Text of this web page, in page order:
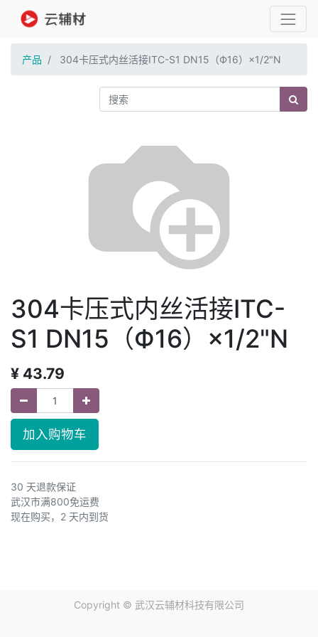
产品 304卡压式内丝活接ITC-S1 DN15（Ф16）×1/2"N
304卡压式内丝活接ITC-
S1 DN15（Ф16）×1/2"N
¥ 43.79
加入购物车
30 天退款保证
武汉市满800免运费
现在购买，2 天内到货
Copyright © 武汉云辅材科技有限公司